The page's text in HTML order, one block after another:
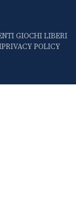
GIOCHI LIBERI
PRIVACY POLICY